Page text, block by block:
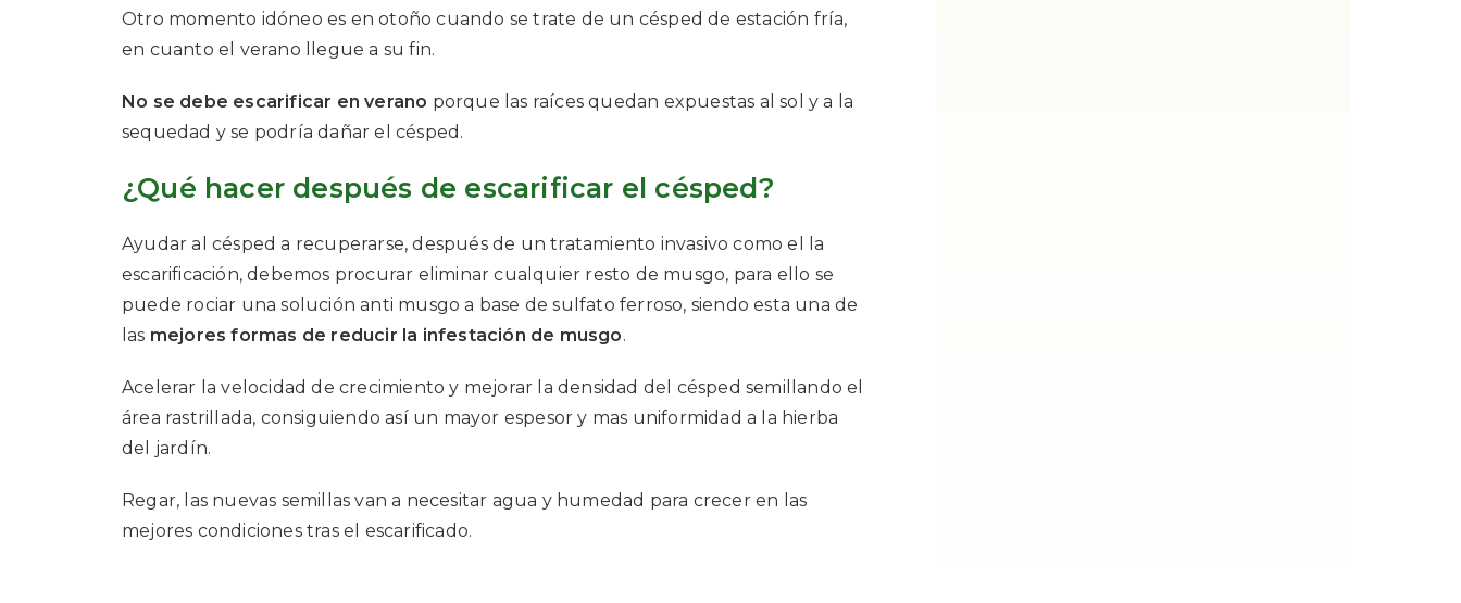
Otro momento idóneo es en otoño cuando se trate de un césped de estación fría,
en cuanto el verano llegue a su fin.
No se debe escarificar en verano porque las raíces quedan expuestas al sol y a la
sequedad y se podría dañar el césped.
¿Qué hacer después de escarificar el césped?
Ayudar al césped a recuperarse, después de un tratamiento invasivo como el la
escarificación, debemos procurar eliminar cualquier resto de musgo, para ello se
puede rociar una solución anti musgo a base de sulfato ferroso, siendo esta una de
las mejores formas de reducir la infestación de musgo.
Acelerar la velocidad de crecimiento y mejorar la densidad del césped semillando el
área rastrillada, consiguiendo así un mayor espesor y mas uniformidad a la hierba
del jardín.
Regar, las nuevas semillas van a necesitar agua y humedad para crecer en las
mejores condiciones tras el escarificado.